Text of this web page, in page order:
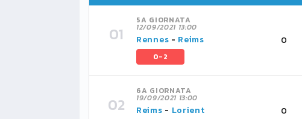
5A GIORNATA
12/09/2021 13:00
Rennes - Reims
0-2
0
6A GIORNATA
19/09/2021 13:00
Reims - Lorient 0